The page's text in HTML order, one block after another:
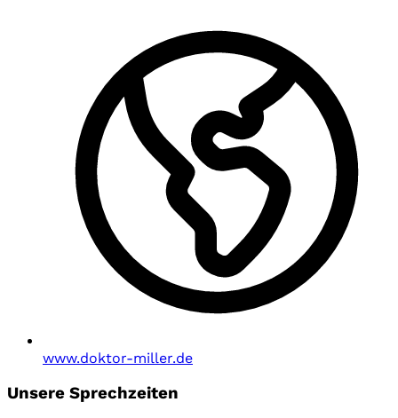
www.doktor-miller.de
Unsere Sprechzeiten